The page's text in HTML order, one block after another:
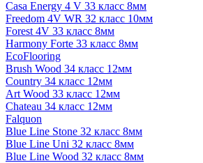
Casa Energy 4 V 33 класс 8мм
Freedom 4V WR 32 класс 10мм
Forest 4V 33 класс 8мм
Harmony Forte 33 класс 8мм
EcoFlooring
Brush Wood 34 класс 12мм
Country 34 класс 12мм
Art Wood 33 класс 12мм
Chateau 34 класс 12мм
Falquon
Blue Line Stone 32 класс 8мм
Blue Line Uni 32 класс 8мм
Blue Line Wood 32 класс 8мм